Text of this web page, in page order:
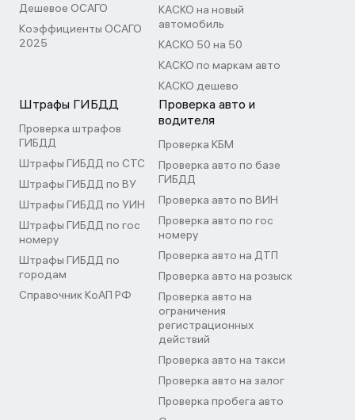
Дешевое ОСАГО
Коэффициенты ОСАГО
2025
КАСКО на новый
автомобиль
КАСКО 50 на 50
КАСКО по маркам авто
КАСКО дешево
Штрафы ГИБДД
Проверка штрафов
ГИБДД
Штрафы ГИБДД по СТС
Штрафы ГИБДД по ВУ
Штрафы ГИБДД по УИН
Штрафы ГИБДД по гос
номеру
Штрафы ГИБДД по
городам
Справочник КоАП РФ
Проверка авто и
водителя
Проверка КБМ
Проверка авто по базе
ГИБДД
Проверка авто по ВИН
Проверка авто по гос
номеру
Проверка авто на ДТП
Проверка авто на розыск
Проверка авто на
ограничения
регистрационных
действий
Проверка авто на такси
Проверка авто на залог
Проверка пробега авто